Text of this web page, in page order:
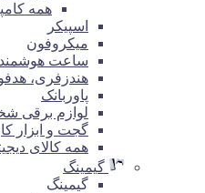
همه
اسپیکر
میکروفون
ساعت هوشمند
هندزفری،
پاوربانک
لوازم برقی
گجت و ابزار
همه کالای
گیمینگ
گیمینگ